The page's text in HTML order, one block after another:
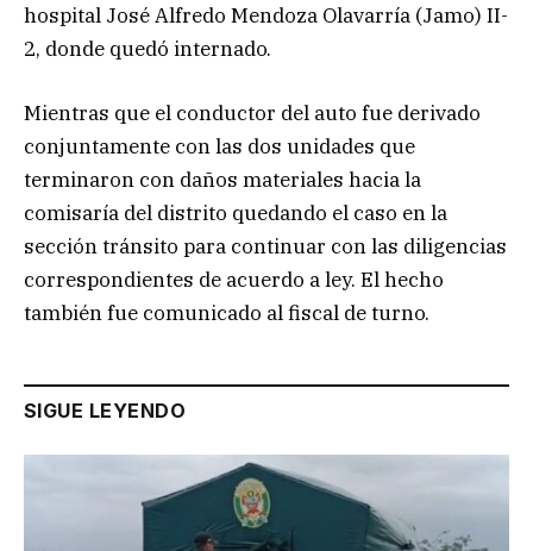
hospital José Alfredo Mendoza Olavarría (Jamo) II-
2, donde quedó internado.
Mientras que el conductor del auto fue derivado
conjuntamente con las dos unidades que
terminaron con daños materiales hacia la
comisaría del distrito quedando el caso en la
sección tránsito para continuar con las diligencias
correspondientes de acuerdo a ley. El hecho
también fue comunicado al fiscal de turno.
SIGUE LEYENDO